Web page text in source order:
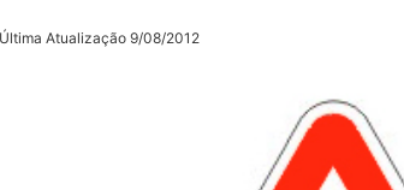
Última Atualização 9/08/2012